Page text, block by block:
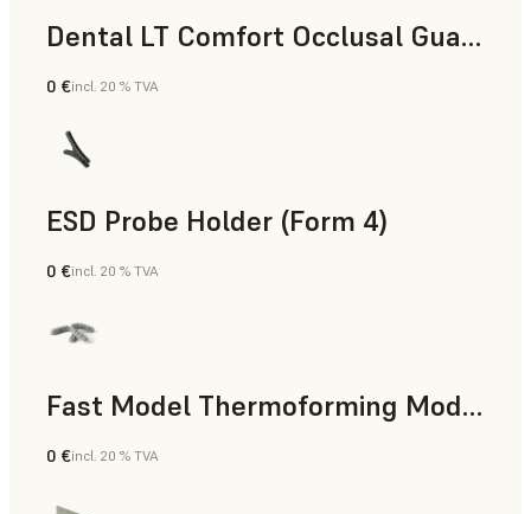
Dental LT Comfort Occlusal Guard (Form 4)
Dentaire
0 €incl. 20 % TVA
ESD Probe Holder (Form 4)
Ingénierie
0 €incl. 20 % TVA
Fast Model Thermoforming Model
Dentaire
0 €incl. 20 % TVA